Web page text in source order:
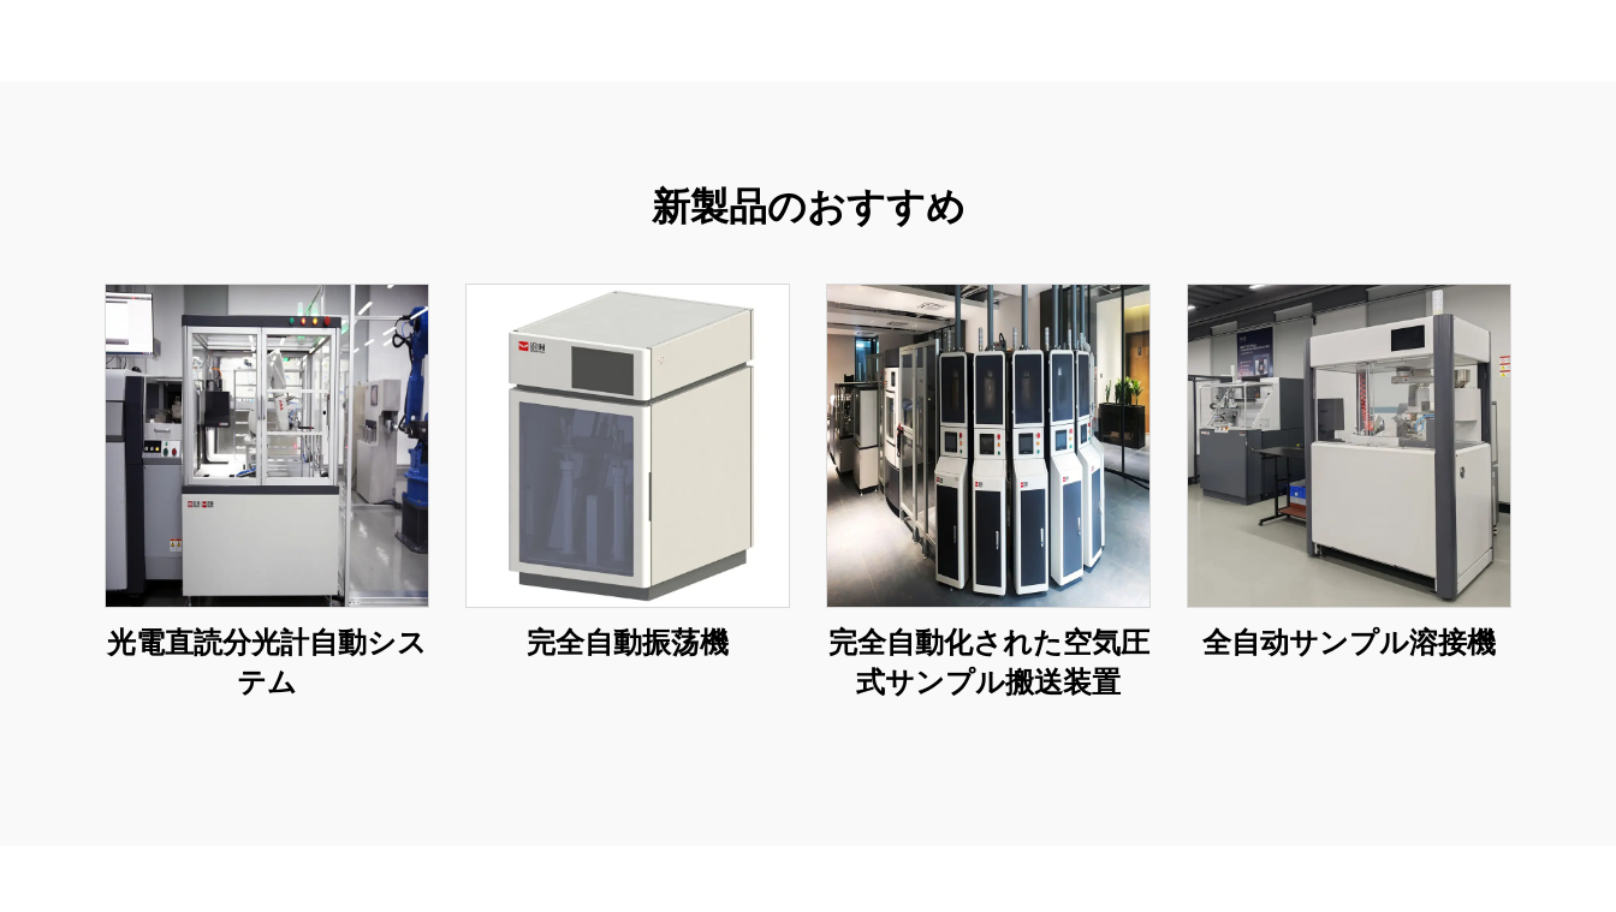
新製品のおすすめ
光電直読分光計自動シス
テム
完全自動振荡機
完全自動化された空気圧
式サンプル搬送装置
全自动サンプル溶接機